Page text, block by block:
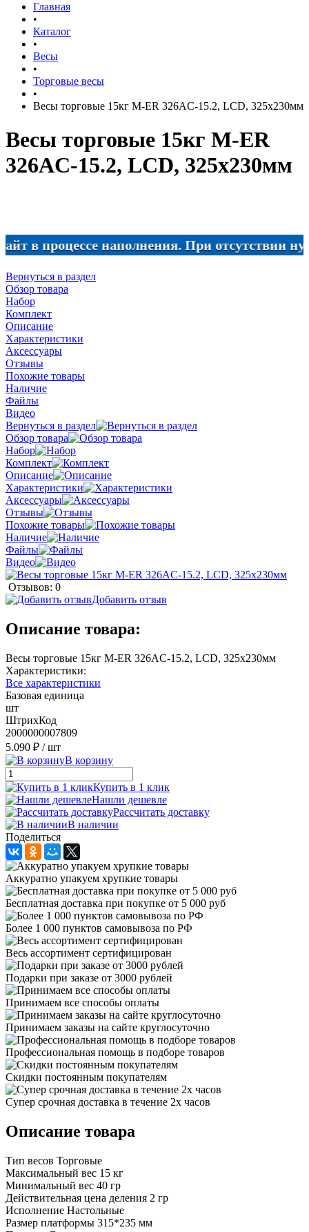
Главная
•
Каталог
•
Весы
•
Торговые весы
•
Весы торговые 15кг M-ER 326AC-15.2, LCD, 325х230мм
Весы торговые 15кг M-ER
326AC-15.2, LCD, 325х230мм
наполнения. При отсутствии
Вернуться в раздел
Обзор товара
Набор
Комплект
Описание
Характеристики
Аксессуары
Отзывы
Похожие товары
Наличие
Файлы
Видео
Вернуться в раздел
Обзор товара
Набор
Комплект
Описание
Характеристики
Аксессуары
Отзывы
Похожие товары
Наличие
Файлы
Видео
Отзывов: 0
Добавить отзыв
Описание товара:
Весы торговые 15кг M-ER 326AC-15.2, LCD, 325х230мм
Характеристики:
Все характеристики
Базовая единица
шт
ШтрихКод
2000000007809
5.090 ₽ / шт
В корзину
Купить в 1 клик
Нашли дешевле
Рассчитать доставку
В наличии
Поделиться
Аккуратно упакуем хрупкие товары
Бесплатная доставка при покупке от 5 000 руб
Более 1 000 пунктов самовывоза по РФ
Весь ассортимент сертифицирован
Подарки при заказе от 3000 рублей
Принимаем все способы оплаты
Принимаем заказы на сайте круглосуточно
Профессиональная помощь в подборе товаров
Скидки постоянным покупателям
Супер срочная доставка в течение 2х часов
Описание товара
Тип весов Торговые
Максимальный вес 15 кг
Минимальный вес 40 гр
Действительная цена деления 2 гр
Исполнение Настольные
Размер платформы 315*235 мм